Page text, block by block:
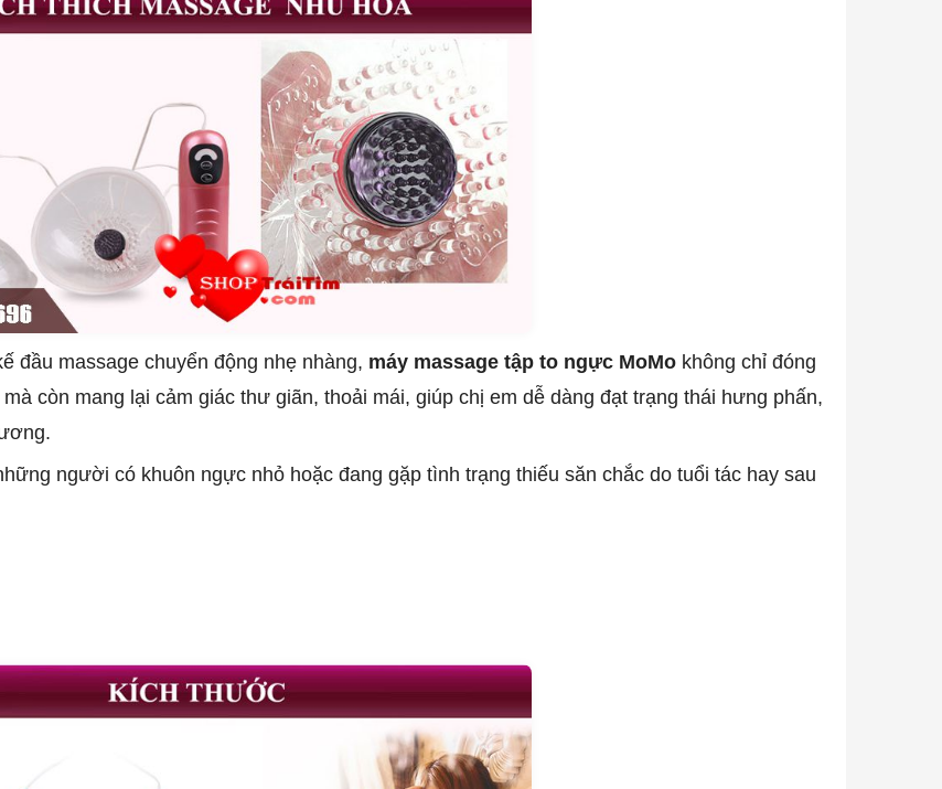
đầu massage chuyển động nhẹ nhàng, máy massage tập to ngực MoMo không chỉ đóng
còn mang lại cảm giác thư giãn, thoải mái, giúp chị em dễ dàng đạt trạng thái hưng phấn,
người có khuôn ngực nhỏ hoặc đang gặp tình trạng thiếu săn chắc do tuổi tác hay sau